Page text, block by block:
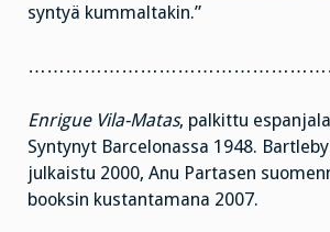
syntyä kummaltakin.”
Enrigue Vila-Matas, palkittu
Syntynyt Barcelonassa 1948.
julkaistu 2000, Anu Partasen
booksin kustantamana 2007.